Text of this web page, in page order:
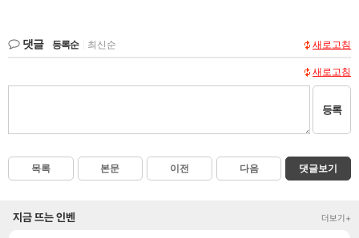
댓글 등록순 최신순 새로고침
새로고침
등록
목록 본문 이전 다음 댓글보기
지금 뜨는 인벤 더보기+